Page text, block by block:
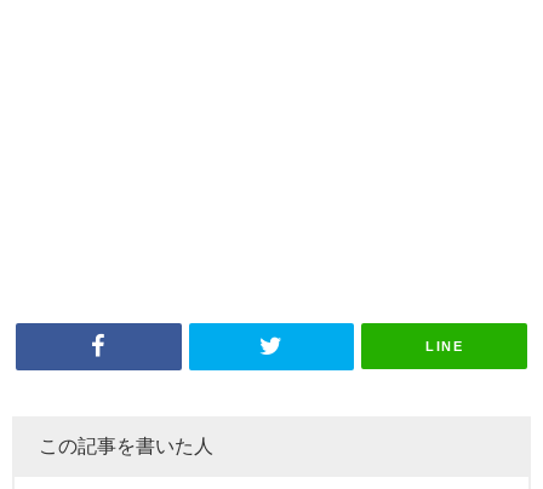
LINE
この記事を書いた人